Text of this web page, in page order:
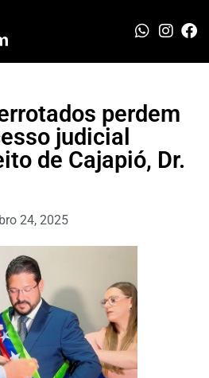
perdem
judicial
de Cajapió, Dr.
24, 2025